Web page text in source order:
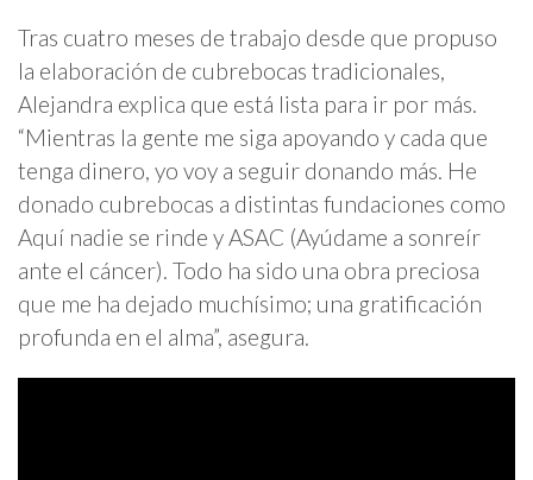
Tras cuatro meses de trabajo desde que propuso
la elaboración de cubrebocas tradicionales,
Alejandra explica que está lista para ir por más.
“Mientras la gente me siga apoyando y cada que
tenga dinero, yo voy a seguir donando más. He
donado cubrebocas a distintas fundaciones como
Aquí nadie se rinde y ASAC (Ayúdame a sonreír
ante el cáncer). Todo ha sido una obra preciosa
que me ha dejado muchísimo; una gratificación
profunda en el alma”, asegura.